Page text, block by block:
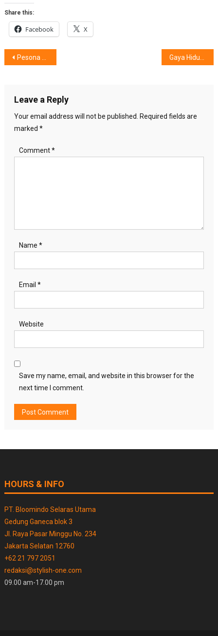
Share this:
Facebook X
Post
Pesona ZETRIX MISS UNIVERSE INDONESIA 2025, Kecantikan Fisik Juga Intelektual
Leave a Reply
Your email address will not be published.
Required fields are
marked *
Comment*
Name *
Email *
Website
Save my name, email, and website in this browser for the
next time I comment.
HOURS & INFO
PT. Bloomindo Selaras Utama
Gedung Ganeca blok 3
Jl. Raya Pasar Minggu No. 234
Jakarta Selatan 12760
+62 21 797 2051
redaksi@stylish-one.com
09.00 am-17.00 pm